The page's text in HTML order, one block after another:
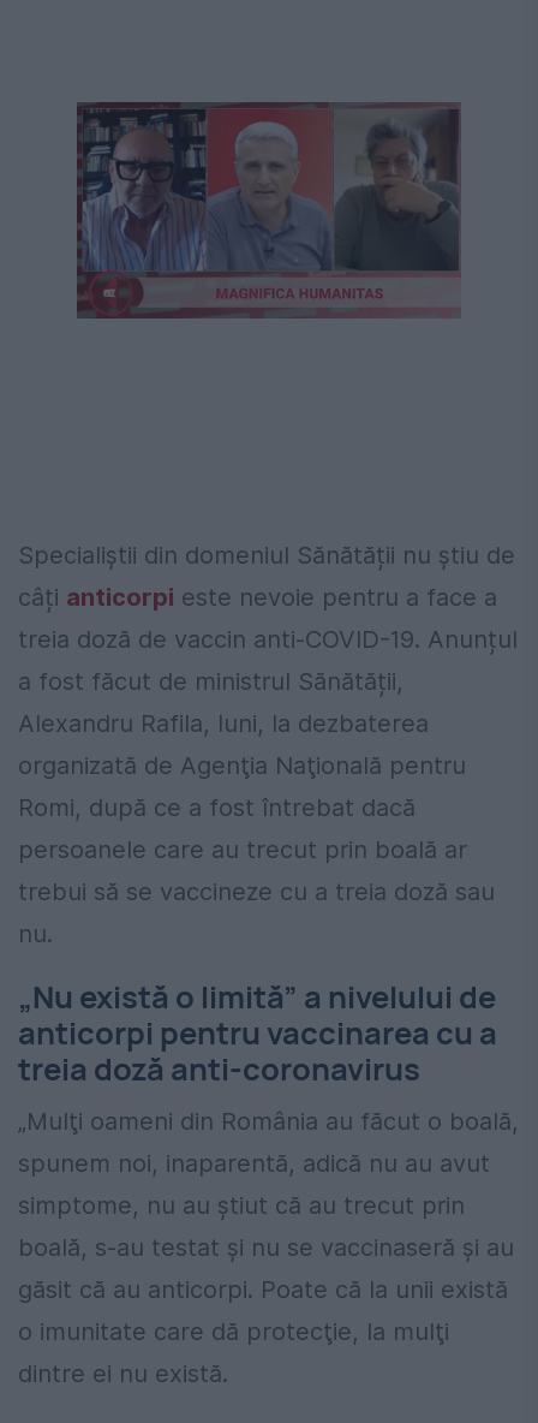
Următorul videoclip în 4 Anulează
Specialiștii din domeniul Sănătății nu știu de
câți anticorpi este nevoie pentru a face a
treia doză de vaccin anti-COVID-19. Anunțul
a fost făcut de ministrul Sănătății,
Alexandru Rafila, luni, la dezbaterea
organizată de Agenţia Naţională pentru
Romi, după ce a fost întrebat dacă
persoanele care au trecut prin boală ar
trebui să se vaccineze cu a treia doză sau
nu.
„Nu există o limită” a nivelului de
anticorpi pentru vaccinarea cu a
treia doză anti-coronavirus
„Mulţi oameni din România au făcut o boală,
spunem noi, inaparentă, adică nu au avut
simptome, nu au știut că au trecut prin
boală, s-au testat şi nu se vaccinaseră şi au
găsit că au anticorpi. Poate că la unii există
o imunitate care dă protecţie, la mulţi
dintre ei nu există.